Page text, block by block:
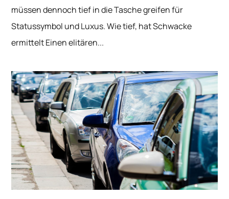
müssen dennoch tief in die Tasche greifen für
Statussymbol und Luxus. Wie tief, hat Schwacke
ermittelt Einen elitären...